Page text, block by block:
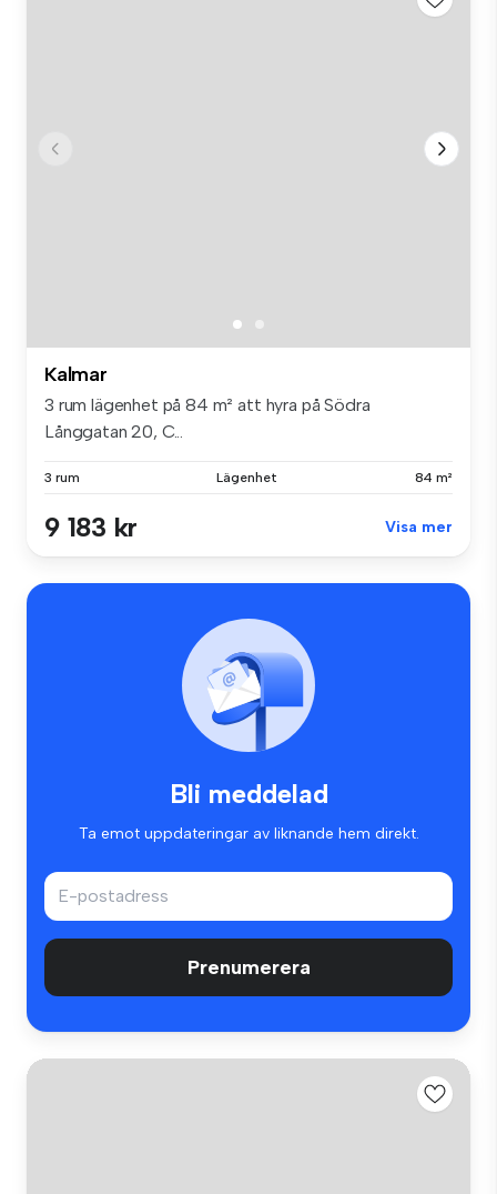
Kalmar
3 rum lägenhet på 84 m² att hyra på Södra
Långgatan 20, C...
3 rum Lägenhet 84 m²
9 183 kr Visa mer
Bli meddelad
Ta emot uppdateringar av liknande hem direkt.
Prenumerera